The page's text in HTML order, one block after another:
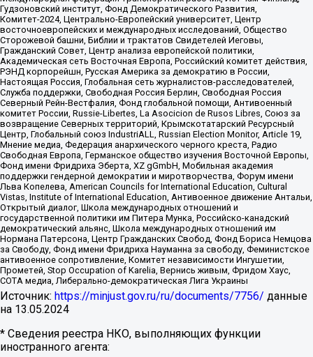
Гудзоновский институт, Фонд Демократического Развития,
Комитет-2024, Центрально-Европейский университет, Центр
восточноевропейских и международных исследований, Общество
Сторожевой башни, Библии и трактатов Свидетелей Иеговы,
Гражданский Совет, Центр анализа европейской политики,
Академическая сеть Восточная Европа, Российский комитет действия,
РЭНД корпорейшн, Русская Америка за демократию в России,
Настоящая Россия, Глобальная сеть журналистов-расследователей,
Служба поддержки, Свободная Россия Берлин, Свободная Россия
Северный Рейн-Вестфалия, Фонд глобальной помощи, Антивоенный
комитет России, Russie-Libertes, La Asocicion de Rusos Libres, Союз за
возвращение Северных территорий, Крымскотатарский Ресурсный
Центр, Глобальный союз IndustriALL, Russian Election Monitor, Article 19,
Мнение медиа, Федерация анархического черного креста, Радио
Свободная Европа, Германское общество изучения Восточной Европы,
Фонд имени Фридриха Эберта, XZ gGmbH, Мобильная академия
поддержки гендерной демократии и миротворчества, Форум имени
Льва Копелева, American Councils for International Education, Cultural
Vistas, Institute of International Education, Антивоенное движение Антальи,
Открытый диалог, Школа международных отношений и
государственной политики им Питера Мунка, Российско-канадский
демократический альянс, Школа международных отношений им
Нормана Патерсона, Центр Гражданских Свобод, Фонд Бориса Немцова
за Свободу, Фонд имени Фридриха Науманна за свободу, Феминистское
антивоенное сопротивление, Комитет независимости Ингушетии,
Прометей, Stop Occupation of Karelia, Вернись живым, Фридом Хаус,
СОТА медиа, Либерально-демократическая Лига Украины
Источник: https://minjust.gov.ru/ru/documents/7756/ данные
на 13.05.2024
* Сведения реестра НКО, выполняющих функции
иностранного агента: